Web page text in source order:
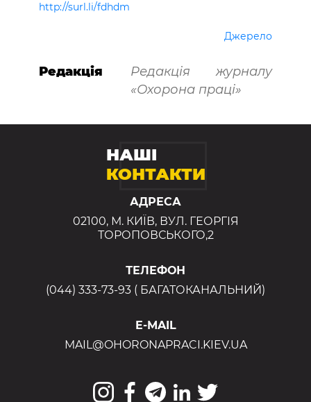
http://surl.li/fdhdm
Джерело
Редакція
Редакція журналу
«Охорона праці»
НАШІ
КОНТАКТИ
АДРЕСА
02100, М. КИЇВ, ВУЛ. ГЕОРГІЯ
ТОРОПОВСЬКОГО,2
ТЕЛЕФОН
(044) 333-73-93 ( БАГАТОКАНАЛЬНИЙ)
E-MAIL
MAIL@OHORONAPRACI.KIEV.UA